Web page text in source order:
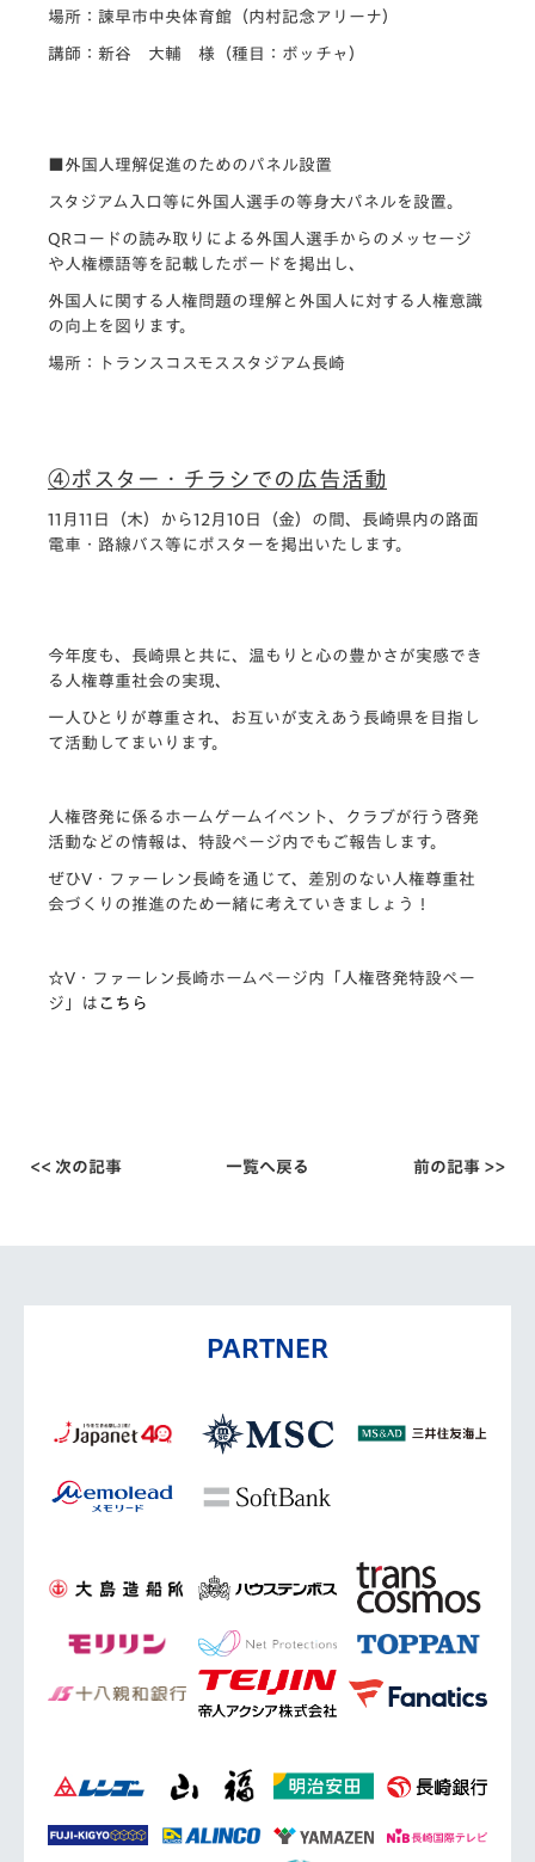
場所：諫早市中央体育館（内村記念アリーナ）
講師：新谷 大輔 様（種目：ボッチャ）
■外国人理解促進のためのパネル設置
スタジアム入口等に外国人選手の等身大パネルを設置。
QRコードの読み取りによる外国人選手からのメッセージ
や人権標語等を記載したボードを掲出し、
外国人に関する人権問題の理解と外国人に対する人権意識
の向上を図ります。
場所：トランスコスモススタジアム長崎
④ポスター・チラシでの広告活動
11月11日（木）から12月10日（金）の間、長崎県内の路面
電車・路線バス等にポスターを掲出いたします。
今年度も、長崎県と共に、温もりと心の豊かさが実感でき
る人権尊重社会の実現、
一人ひとりが尊重され、お互いが支えあう長崎県を目指し
て活動してまいります。
人権啓発に係るホームゲームイベント、クラブが行う啓発
活動などの情報は、特設ページ内でもご報告します。
ぜひV・ファーレン長崎を通じて、差別のない人権尊重社
会づくりの推進のため一緒に考えていきましょう！
☆V・ファーレン長崎ホームページ内「人権啓発特設ペー
ジ」は こちら
<< 次の記事 一覧へ戻る 前の記事 >>
PARTNER